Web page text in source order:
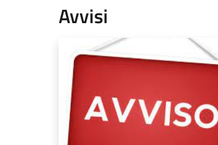
Avvisi